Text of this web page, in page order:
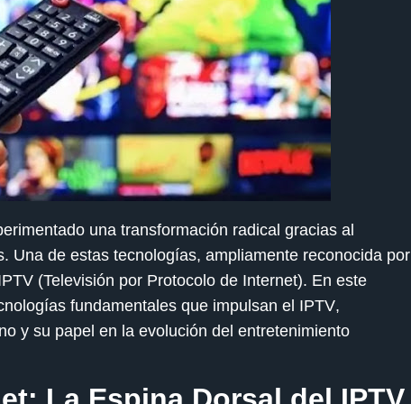
una transformación radical gracias al
Una de estas tecnologías, ampliamente reconocida por
(Televisión por Protocolo de Internet). En este
fundamentales que impulsan el IPTV,
y su papel en la evolución del entretenimiento